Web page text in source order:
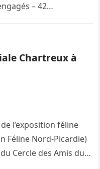
– 42…
Chartreux à
l’exposition féline
Féline Nord-Picardie)
Cercle des Amis du